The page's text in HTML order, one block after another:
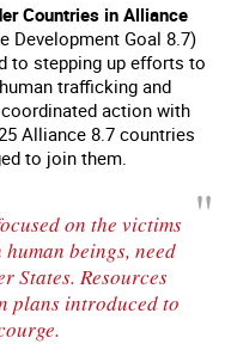
Countries in Alliance
Development Goal 8.7)
to stepping up efforts to
trafficking and
action with
Alliance 8.7 countries
to join them.
on the victims
beings, need
States. Resources
plans introduced to